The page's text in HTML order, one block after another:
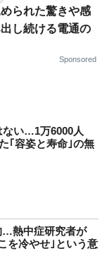
られた驚きや感
し続ける電通の
Sponsored
ない…1万6000人
｢容姿と寿命｣の無
…熱中症研究者が
を冷やせ｣という意